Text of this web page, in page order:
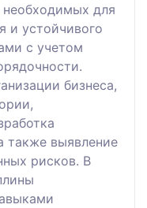
для
и устойчивого
с учетом
бизнеса,
также выявление
рисков. В